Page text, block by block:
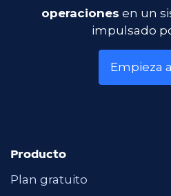
operaciones en un
impulsado
Empieza
Producto
Plan gratuito